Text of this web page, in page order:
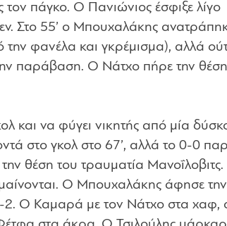
πάγκο. Ο Πανιώνιος έσφιξε λίγο
Στο 55’ ο Μπουχαλάκης
φανέλα και γκρέμισμα), αλλά
παράβαση. Ο Νάτχο πήρε την
και να φύγει νικητής από μία
στο γκολ στο 67’, αλλά το 0-0
θέση του τραυματία Μανοΐλοβιτς.
Ο Μπουχαλάκης άφησε
2. Ο Καμαρά με τον Νάτχο στα χαφ,